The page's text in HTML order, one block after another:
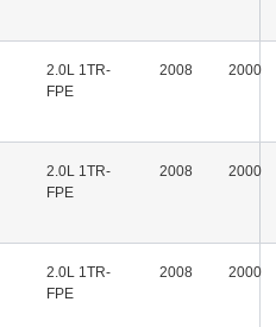
2.0L 1TR-
FPE
2008 2000
2.0L 1TR-
FPE
2008 2000
2.0L 1TR-
FPE
2008 2000